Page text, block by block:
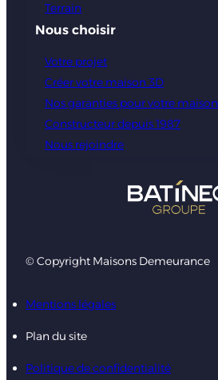
Terrain
Nous choisir
Votre projet
Créer votre maison 3D
Nos garanties pour votre maison
Constructeur depuis 1987
Nous rejoindre
© Copyright Maisons Demeurance
Mentions légales
Plan du site
Politique de confidentialité